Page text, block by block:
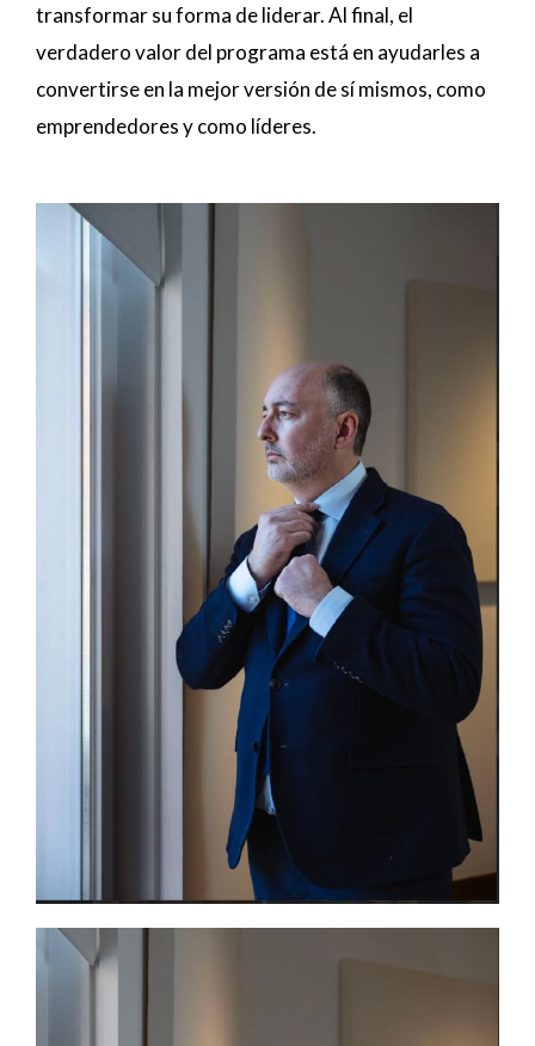
transformar su forma de liderar. Al final, el
verdadero valor del programa está en ayudarles a
convertirse en la mejor versión de sí mismos, como
emprendedores y como líderes.